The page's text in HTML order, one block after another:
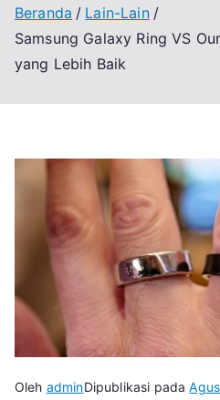
Beranda
Lain-Lain
Samsung Galaxy Ring VS
yang Lebih Baik
Oleh adminDipublikasi pada